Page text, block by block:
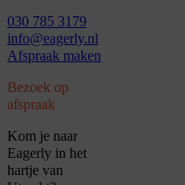
030 785 3179
info@eagerly.nl
Afspraak maken
Bezoek op
afspraak
Kom je naar
Eagerly in het
hartje van